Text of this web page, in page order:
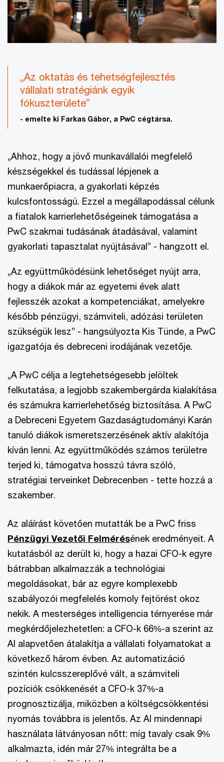
„Az oktatás és tehetségfejlesztés
vállalati stratégiánk egyik
fókuszterülete”
- emelte ki Farkas Gábor, a PwC cégtársa.
„Ahhoz, hogy a jövő munkavállalói megfelelő
készségekkel és tudással lépjenek a
munkaerőpiacra, a gyakorlati képzés
kulcsfontosságú. Ezzel a megállapodással célunk
a fiatalok karrierlehetőségeinek támogatása a
PwC szakmai tudásának átadásával, valamint
gyakorlati tapasztalat nyújtásával” - hangzott el.
„Az együttműködésünk lehetőséget nyújt arra,
hogy a diákok már az egyetemi évek alatt
fejlesszék azokat a kompetenciákat, amelyekre
később pénzügyi, számviteli, adózási területen
szükségük lesz” - hangsúlyozta Kis Tünde, a PwC
igazgatója és debreceni irodájának vezetője.
„A PwC célja a legtehetségesebb jelöltek
felkutatása, a legjobb szakembergárda kialakítása
és számukra karrierlehetőség biztosítása. A PwC
a Debreceni Egyetem Gazdaságtudományi Karán
tanuló diákok ismeretszerzésének aktív alakítója
kíván lenni. Az együttműködés számos területre
terjed ki, támogatva hosszú távra szóló,
stratégiai terveinket Debrecenben - tette hozzá a
szakember.
Az aláírást követően mutatták be a PwC friss
Pénzügyi Vezetői Felmérésének eredményeit. A
kutatásból az derült ki, hogy a hazai CFO-k egyre
bátrabban alkalmazzák a technológiai
megoldásokat, bár az egyre komplexebb
szabályozói megfelelés komoly fejtörést okoz
nekik. A mesterséges intelligencia térnyerése már
megkérdőjelezhetetlen: a CFO-k 66%-a szerint az
AI alapvetően átalakítja a vállalati folyamatokat a
következő három évben. Az automatizáció
szintén kulcsszereplővé vált, a számviteli
pozíciók csökkenését a CFO-k 37%-a
prognosztizálja, miközben a költségcsökkentési
nyomás továbbra is jelentős. Az AI mindennapi
használata látványosan nőtt: míg tavaly csak 9%
alkalmazta, idén már 27% integrálta be a